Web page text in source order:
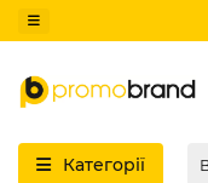
Категорії